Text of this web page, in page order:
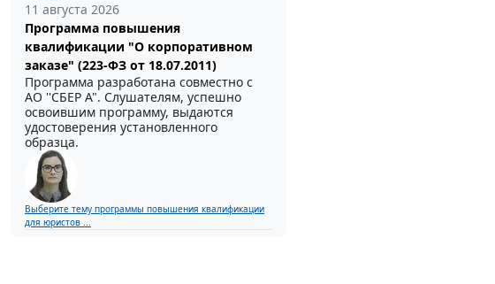
11 августа 2026
Программа повышения
квалификации "О корпоративном
заказе" (223-ФЗ от 18.07.2011)
Программа разработана совместно с
АО ''СБЕР А". Слушателям, успешно
освоившим программу, выдаются
удостоверения установленного
образца.
Выберите тему программы повышения квалификации
для юристов ...